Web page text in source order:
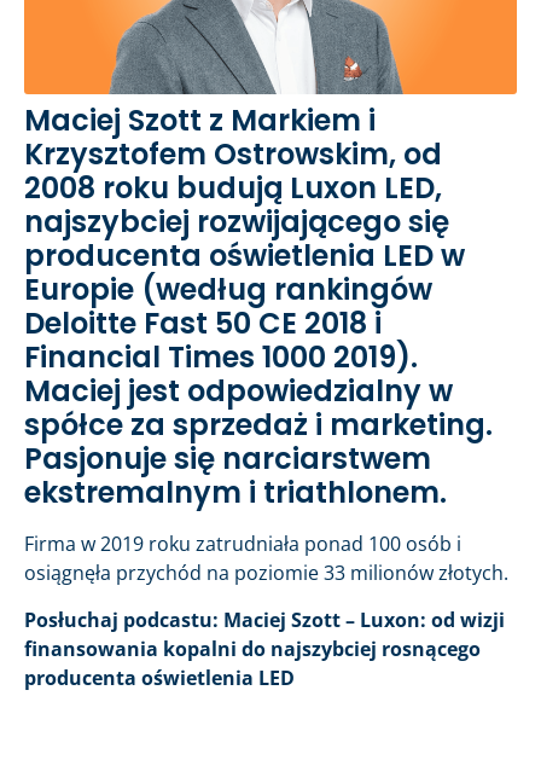
Maciej Szott z Markiem i
Krzysztofem Ostrowskim, od
2008 roku budują Luxon LED,
najszybciej rozwijającego się
producenta oświetlenia LED w
Europie (według rankingów
Deloitte Fast 50 CE 2018 i
Financial Times 1000 2019).
Maciej jest odpowiedzialny w
spółce za sprzedaż i marketing.
Pasjonuje się narciarstwem
ekstremalnym i triathlonem.
Firma w 2019 roku zatrudniała ponad 100 osób i
osiągnęła przychód na poziomie 33 milionów złotych.
Posłuchaj podcastu: Maciej Szott – Luxon: od wizji
finansowania kopalni do najszybciej rosnącego
producenta oświetlenia LED